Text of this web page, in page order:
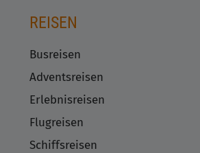
REISEN
Busreisen
Adventsreisen
Erlebnisreisen
Flugreisen
Schiffsreisen